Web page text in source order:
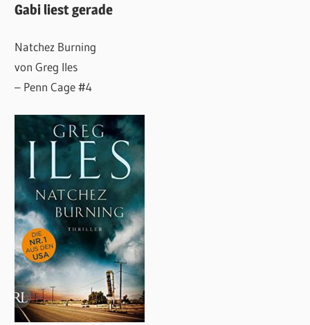
Gabi liest gerade
Natchez Burning
von Greg Iles
– Penn Cage #4